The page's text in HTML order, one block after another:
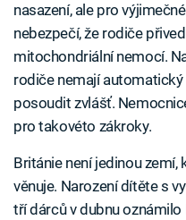
nasazení, ale pro
nebezpečí, že rodiče
mitochondriální nemocí.
rodiče nemají
posoudit zvlášť.
pro takovéto zákroky.
Británie není jedinou
věnuje. Narození dítěte s
tří dárců v dubnu